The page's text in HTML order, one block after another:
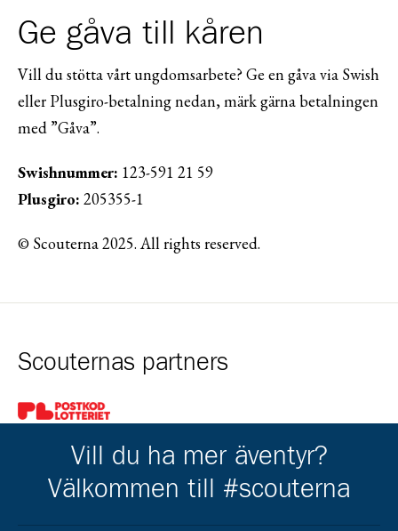
Ge gåva till kåren
Vill du stötta vårt ungdomsarbete? Ge en gåva via Swish
eller Plusgiro-betalning nedan, märk gärna betalningen
med ”Gåva”.
Swishnummer: 123-591 21 59
Plusgiro: 205355-1
© Scouterna 2025. All rights reserved.
Scouternas partners
Gå till pl_50
Vill du ha mer äventyr?
Välkommen till #scouterna